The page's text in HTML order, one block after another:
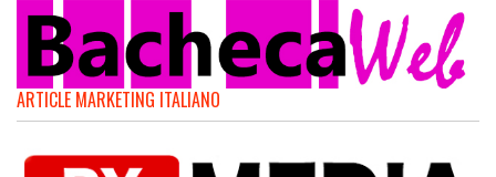
ARTICLE MARKETING ITALIANO